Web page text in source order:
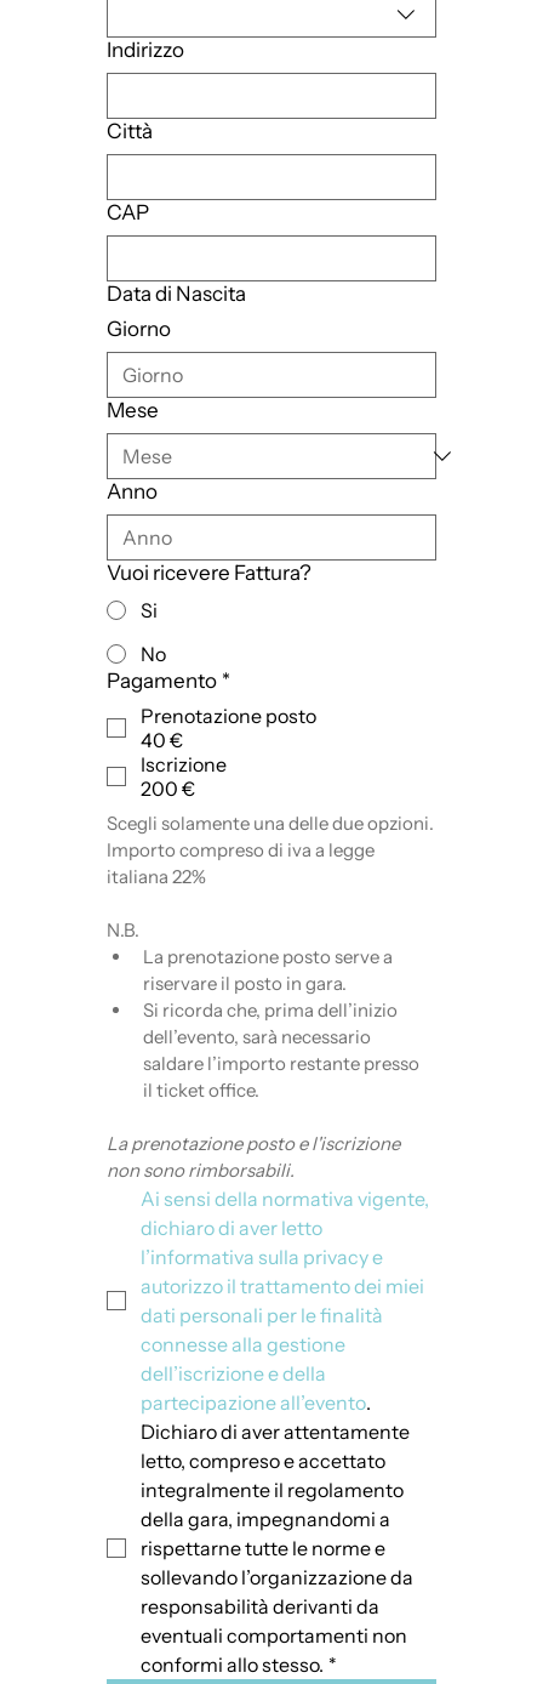
Indirizzo
Città
CAP
Data di Nascita
Giorno
Mese
Anno
Vuoi ricevere Fattura?
Si
No
Pagamento *
Prenotazione posto
40 €
Iscrizione
200 €
Scegli solamente una delle due opzioni.
Importo compreso di iva a legge
italiana 22%
N.B.
La prenotazione posto serve a
riservare il posto in gara.
Si ricorda che, prima dell’inizio
dell’evento, sarà necessario
saldare l’importo restante presso
La prenotazione posto e l'iscrizione
non sono rimborsabili.
Ai sensi della normativa vigente,
dichiaro di aver letto
l’informativa sulla privacy e
autorizzo il trattamento dei miei
dati personali per le finalità
connesse alla gestione
dell’iscrizione e della
partecipazione all’evento.
Dichiaro di aver attentamente
letto, compreso e accettato
integralmente il regolamento
della gara, impegnandomi a
rispettarne tutte le norme e
sollevando l’organizzazione da
responsabilità derivanti da
eventuali comportamenti non
conformi allo stesso. *